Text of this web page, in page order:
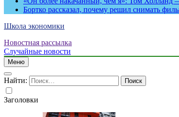
Бортко рассказал, почему решил снимать
Школа экономики
Новостная рассылка
Случайные новости
Меню
Найти:
Заголовки